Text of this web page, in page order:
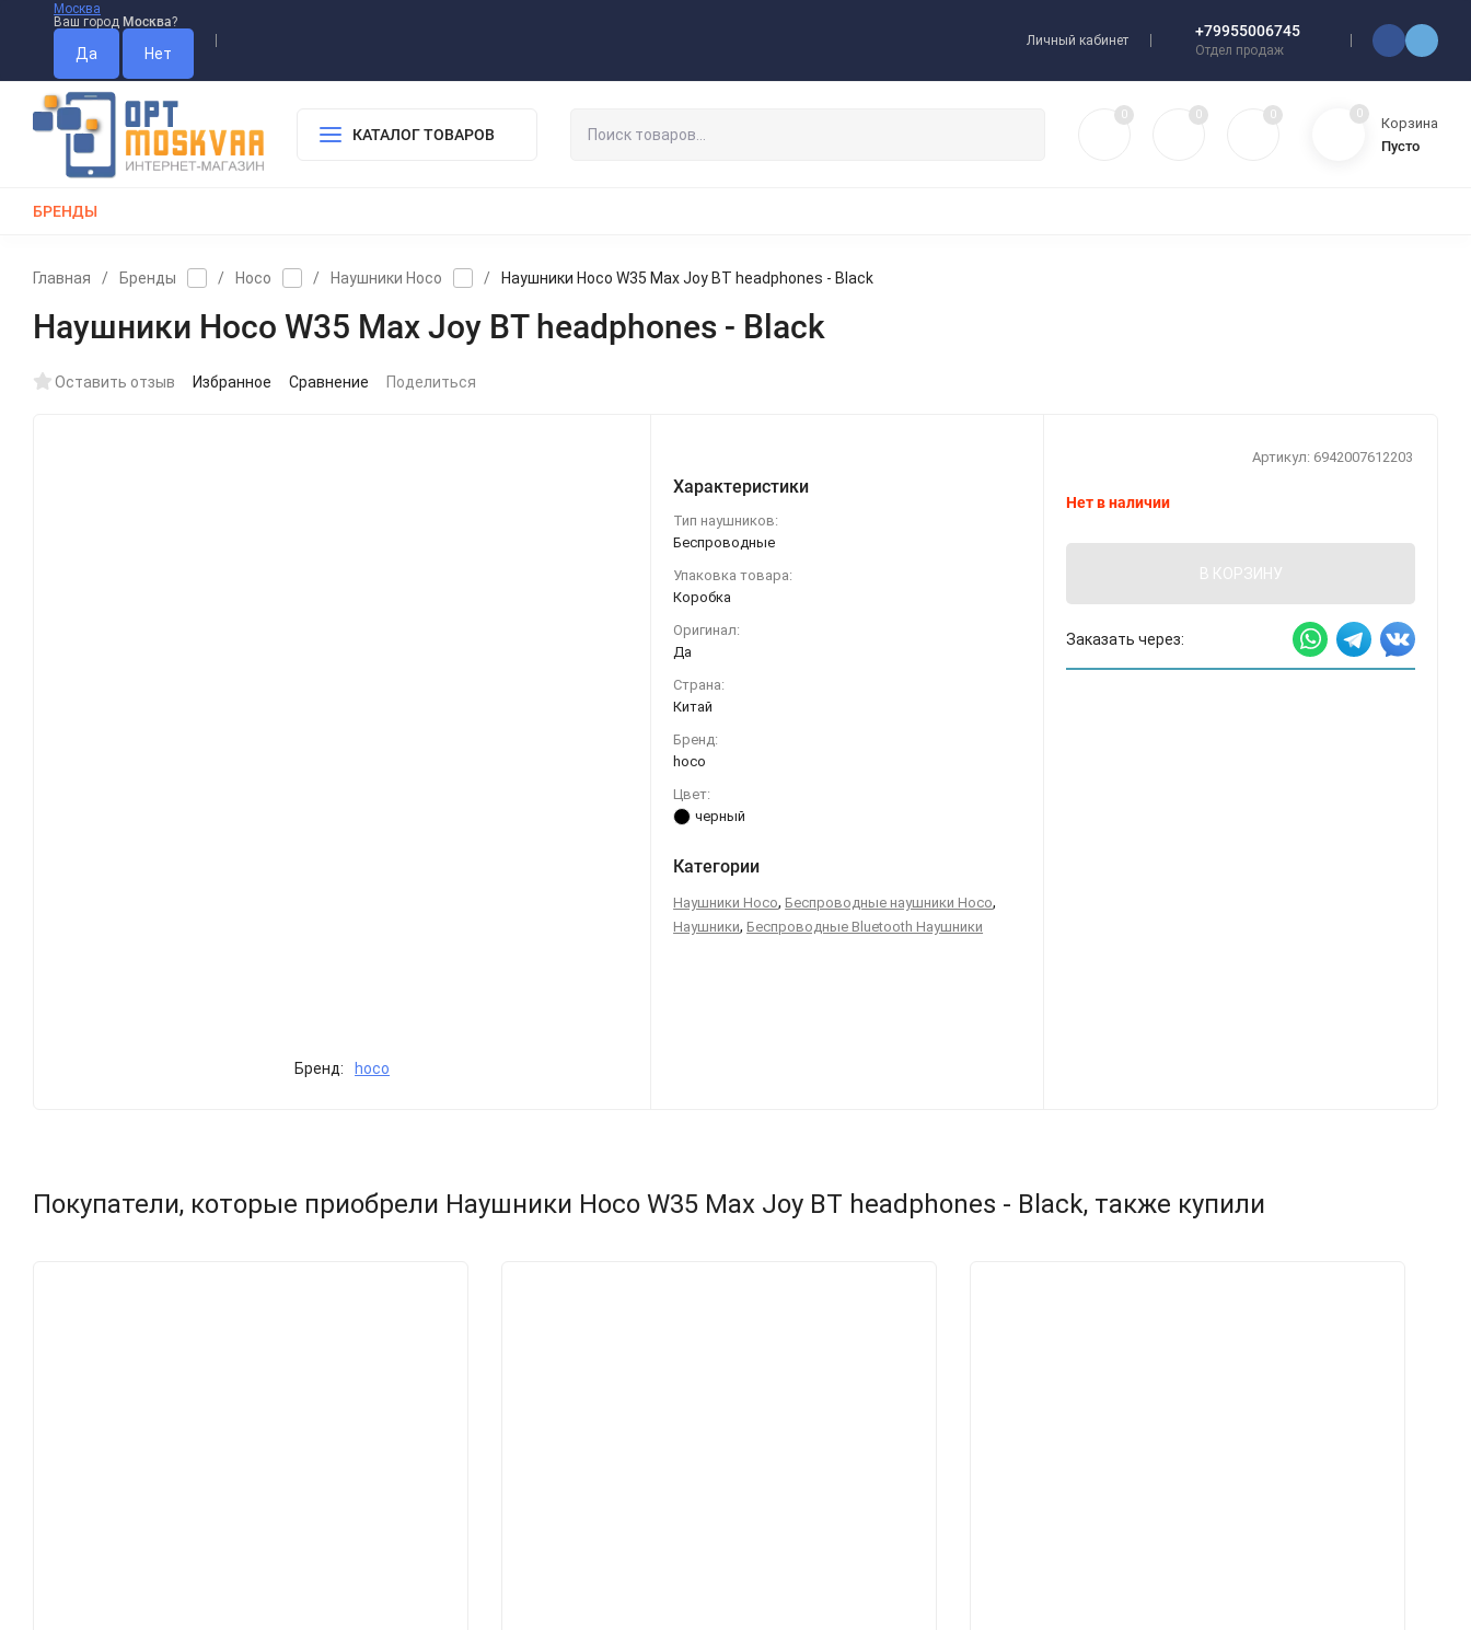
Москва
Ваш город Москва?
Личный кабинет
+79955006745
Отдел продаж
КАТАЛОГ ТОВАРОВ
0 0 0 0
Корзина
Пусто
БРЕНДЫ
Главная / Бренды / Hoco / Наушники Hoco / Наушники Hoco W35 Max Joy BT headphones - Black
Наушники Hoco W35 Max Joy BT headphones - Black
Оставить отзыв Избранное Сравнение Поделиться
Бренд: hoco
Характеристики
Тип наушников:
Беспроводные
Упаковка товара:
Коробка
Оригинал:
Да
Страна:
Китай
Бренд:
hoco
Цвет:
черный
Категории
Наушники Hoco, Беспроводные наушники Hoco,
Наушники, Беспроводные Bluetooth Наушники
Артикул: 6942007612203
Нет в наличии
В КОРЗИНУ
Заказать через:
Покупатели, которые приобрели Наушники Hoco W35 Max Joy BT headphones - Black, также купили